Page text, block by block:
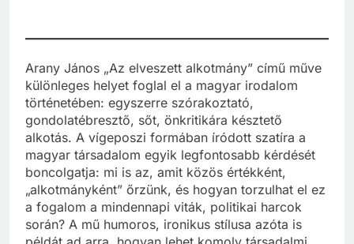
Arany János „Az elveszett alkotmány” című műve
különleges helyet foglal el a magyar irodalom
történetében: egyszerre szórakoztató,
gondolatébresztő, sőt, önkritikára késztető
alkotás. A vígeposzi formában íródott szatíra a
magyar társadalom egyik legfontosabb kérdését
boncolgatja: mi is az, amit közös értékként,
„alkotmányként” őrzünk, és hogyan torzulhat el ez
a fogalom a mindennapi viták, politikai harcok
során? A mű humoros, ironikus stílusa azóta is